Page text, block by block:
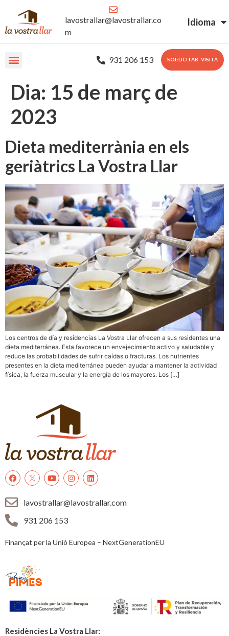
lavostrallar@lavostrallar.co
m
Idioma
931 206 153 SOL·LICITAR VISITA
Dia: 15 de març de
2023
Dieta mediterrània en els
geriàtrics La Vostra Llar
Los centros de día y residencias La Vostra Llar ofrecen a sus residentes una
dieta mediterránea. Esta favorece un envejecimiento activo y saludable y
reduce las probabilidades de sufrir caídas o fracturas. Los nutrientes
presentes en la dieta mediterránea pueden ayudar a mantener la actividad
física, la fuerza muscular y la energía de los mayores. Los […]
lavostrallar@lavostrallar.com
931 206 153
Finançat per la Unió Europea – NextGenerationEU
Residències La Vostra Llar: